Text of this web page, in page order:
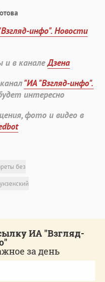
инфо". Новости
и в каналеДзена
"ИА "Взгляд-инфо".
интересно
фото и видео в
без
ИА "Взгляд-
за день